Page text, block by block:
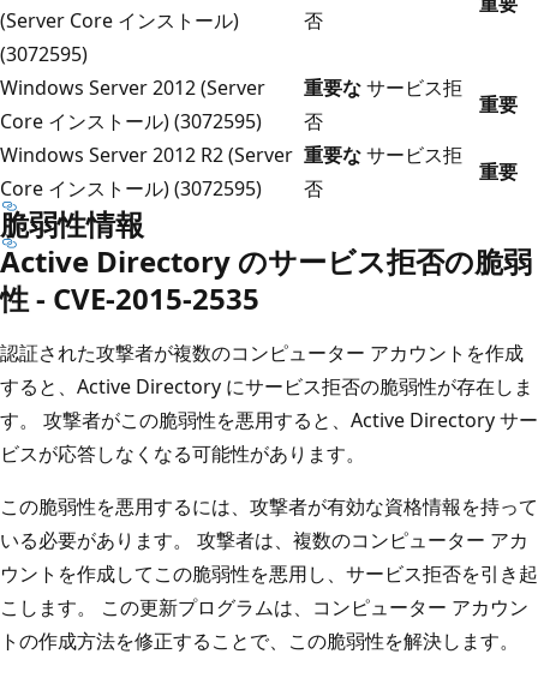
(Server Core インストール)
(3072595)
否
Windows Server 2012 (Server
Core インストール) (3072595)
重要なサービス拒
否
重要
Windows Server 2012 R2 (Server
Core インストール) (3072595)
重要なサービス拒
否
重要
脆弱性情報
Active Directory のサービス拒否の脆弱
性 - CVE-2015-2535
認証された攻撃者が複数のコンピューター アカウントを作成
すると、Active Directory にサービス拒否の脆弱性が存在しま
す。 攻撃者がこの脆弱性を悪用すると、Active Directory サー
ビスが応答しなくなる可能性があります。
この脆弱性を悪用するには、攻撃者が有効な資格情報を持って
いる必要があります。 攻撃者は、複数のコンピューター アカ
ウントを作成してこの脆弱性を悪用し、サービス拒否を引き起
こします。 この更新プログラムは、コンピューター アカウン
トの作成方法を修正することで、この脆弱性を解決します。